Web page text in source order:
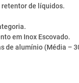
retentor de líquidos.
em Inox Escovado.
de alumínio (Média –